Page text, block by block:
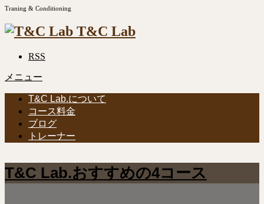
Traning & Conditioning
T&C Lab
RSS
メニュー
T&C Lab.について
コース料金
ブログ
トレーナー
T&C Lab.おすすめの4コース